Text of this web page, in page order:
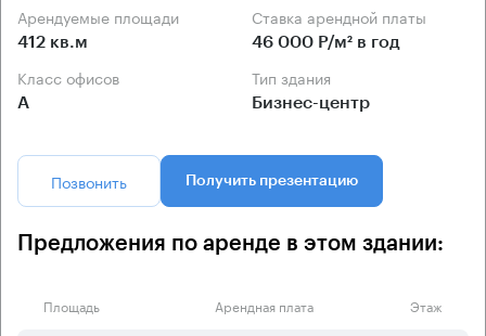
Арендуемые площади
412 кв.м
Ставка арендной платы
46 000 Р/м² в год
Класс офисов
А
Тип здания
Бизнес-центр
Позвонить Получить презентацию
Предложения по аренде в этом здании:
Площадь Арендная плата Этаж